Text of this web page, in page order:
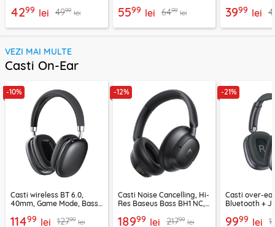
4299 lei 4999 lei 5599 lei 6499 lei 3999 lei
VEZI MAI MULTE
Casti On-Ear
-10%
Casti wireless BT 6.0,
40mm, Game Mode, Bass
11499 lei 12799 lei
-12%
Casti Noise Cancelling, Hi-
Res Baseus Bass BH1 NC,
18999 lei 21799 lei
-21%
Casti over-
Bluetooth +
9999 lei